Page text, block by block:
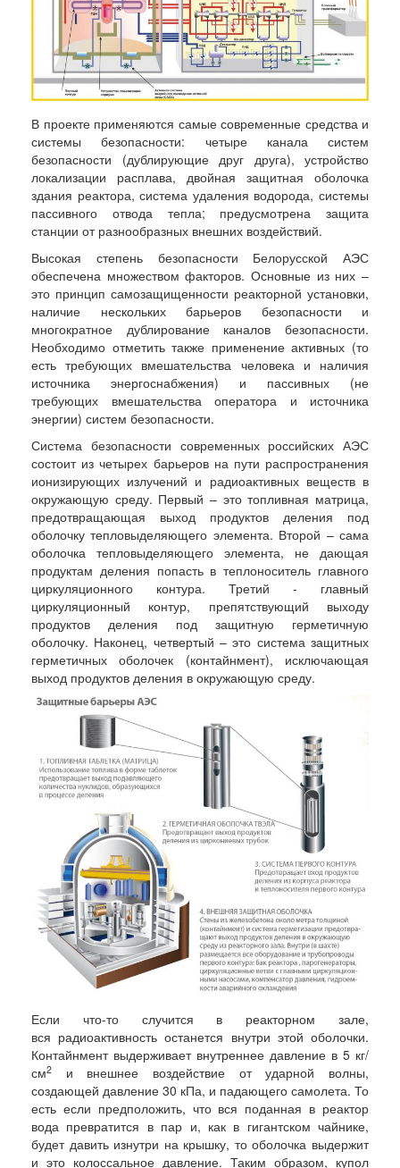
В проекте применяются самые современные средства и
системы безопасности: четыре канала систем
безопасности (дублирующие друг друга), устройство
локализации расплава, двойная защитная оболочка
здания реактора, система удаления водорода, системы
пассивного отвода тепла; предусмотрена защита
станции от разнообразных внешних воздействий.
Высокая степень безопасности Белорусской АЭС
обеспечена множеством факторов. Основные из них –
это принцип самозащищенности реакторной установки,
наличие нескольких барьеров безопасности и
многократное дублирование каналов безопасности.
Необходимо отметить также применение активных (то
есть требующих вмешательства человека и наличия
источника энергоснабжения) и пассивных (не
требующих вмешательства оператора и источника
энергии) систем безопасности.
Система безопасности современных российских АЭС
состоит из четырех барьеров на пути распространения
ионизирующих излучений и радиоактивных веществ в
окружающую среду. Первый – это топливная матрица,
предотвращающая выход продуктов деления под
оболочку тепловыделяющего элемента. Второй – сама
оболочка тепловыделяющего элемента, не дающая
продуктам деления попасть в теплоноситель главного
циркуляционного контура. Третий - главный
циркуляционный контур, препятствующий выходу
продуктов деления под защитную герметичную
оболочку. Наконец, четвертый – это система защитных
герметичных оболочек (контайнмент), исключающая
выход продуктов деления в окружающую среду.
Если что-то случится в реакторном зале,
вся радиоактивность останется внутри этой оболочки.
Контайнмент выдерживает внутреннее давление в 5 кг/
см2
и внешнее воздействие от ударной волны,
создающей давление 30 кПа, и падающего самолета. То
есть если предположить, что вся поданная в реактор
вода превратится в пар и, как в гигантском чайнике,
будет давить изнутри на крышку, то оболочка выдержит
и это колоссальное давление. Таким образом, купол